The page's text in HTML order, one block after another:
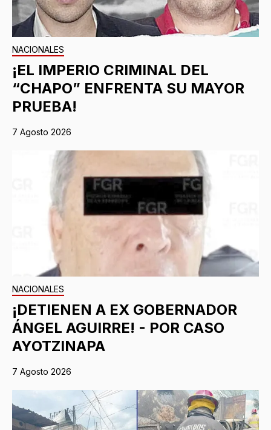
NACIONALES
¡EL IMPERIO CRIMINAL DEL
“CHAPO” ENFRENTA SU MAYOR
PRUEBA!
7 Agosto 2026
NACIONALES
¡DETIENEN A EX GOBERNADOR
ÁNGEL AGUIRRE! - POR CASO
AYOTZINAPA
7 Agosto 2026